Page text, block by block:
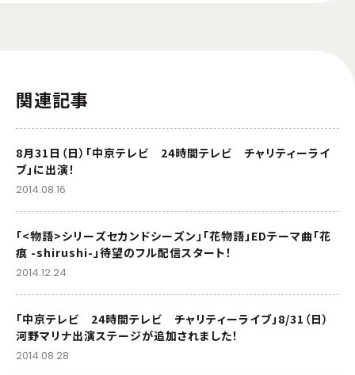
関連記事
8月31日（日）「中京テレビ 24時間テレビ チャリティーライ
ブ」に出演！
2014.08.16
「<物語>シリーズセカンドシーズン」「花物語」EDテーマ曲「花
痕 -shirushi-」待望のフル配信スタート！
2014.12.24
「中京テレビ 24時間テレビ チャリティーライブ」8/31（日）
河野マリナ出演ステージが追加されました！
2014.08.28